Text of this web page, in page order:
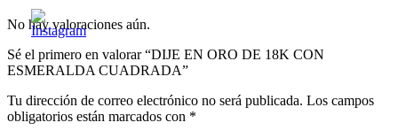
No hay valoraciones aún.
Sé el primero en valorar “DIJE EN ORO DE 18K CON
ESMERALDA CUADRADA”
Tu dirección de correo electrónico no será publicada. Los campos
obligatorios están marcados con *